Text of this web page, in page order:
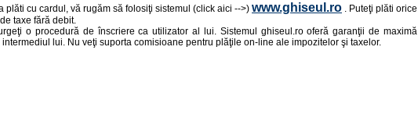
plăti cu cardul, vă rugăm să folosiţi sistemul (click aici -->) www.ghiseul.ro . Puteţi plăti orice
taxe fără debit.
o procedură de înscriere ca utilizator al lui. Sistemul ghiseul.ro oferă garanţii de maximă
lui. Nu veţi suporta comisioane pentru plăţile on-line ale impozitelor şi taxelor.